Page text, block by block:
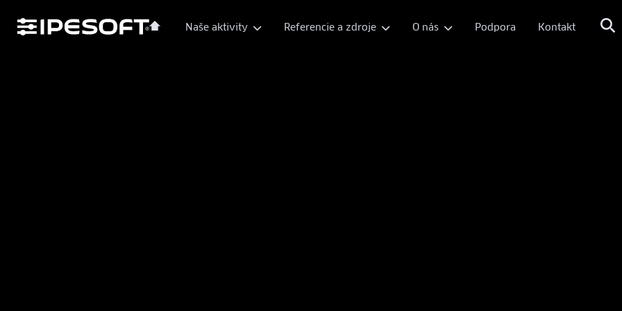
Naše aktivity  Referencie a zdroje  O nás  Podpora Kontakt